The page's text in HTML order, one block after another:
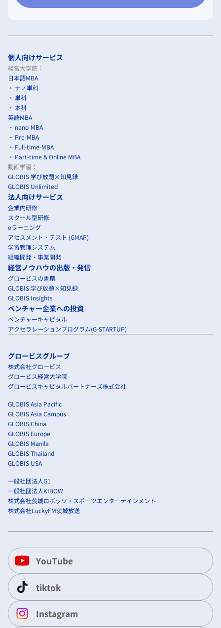
個人向けサービス
経営大学院：
日本語MBA
ナノ単科
単科
本科
英語MBA
nano-MBA
Pre-MBA
Full-time-MBA
Part-time & Online MBA
動画学習：
GLOBIS 学び放題×知見録
GLOBIS Unlimited
法人向けサービス
企業内研修
スクール型研修
eラーニング
アセスメント・テスト (GMAP)
学習管理システム
組織開発・事業開発
経営ノウハウの出版・発信
グロービスの書籍
GLOBIS 学び放題×知見録
GLOBIS Insights
ベンチャー企業への投資
ベンチャーキャピタル
アクセラレーションプログラム(G-STARTUP)
グロービスグループ
株式会社グロービス
グロービス経営大学院
グロービスキャピタルパートナーズ株式会社
GLOBIS Asia Pacific
GLOBIS Asia Campus
GLOBIS China
GLOBIS Europe
GLOBIS Manila
GLOBIS Thailand
GLOBIS USA
一般社団法人G1
一般社団法人KIBOW
株式会社茨城ロボッツ・スポーツエンターテインメント
株式会社LuckyFM茨城放送
YouTube
tiktok
Instagram